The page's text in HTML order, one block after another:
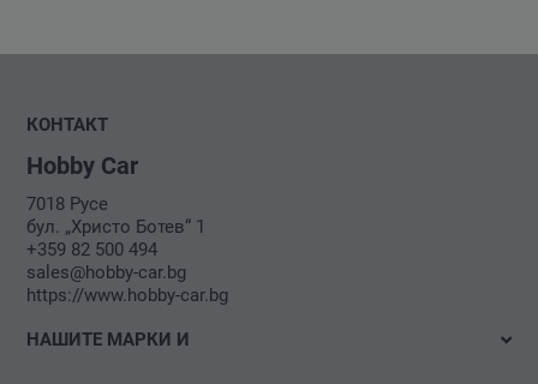
КОНТАКТ
Hobby Car
7018 Русе
бул. „Христо Ботев“ 1
+359 82 500 494
sales@hobby-car.bg
https://www.hobby-car.bg
НАШИТЕ МАРКИ И